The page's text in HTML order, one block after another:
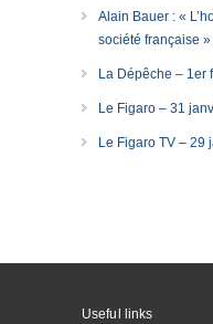
Alain Bauer : «
société française »
La Dépêche – 1er
Le Figaro – 31
Le Figaro TV – 29
Useful links